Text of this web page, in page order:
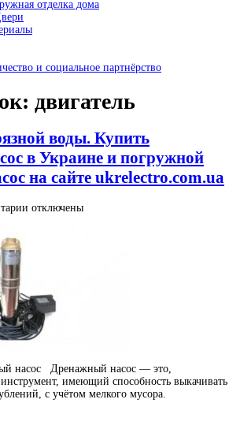
отделка дома
и социальное партнёрство
двигатель
воды. Купить
в Украине и погружной
на сайте ukrelectro.com.ua
к
глубинный
насос
в
Украине
дренажный
насос
на
отключены
насос Дренажный насос — это,
имеющий способность выкачивать
с учётом мелкого мусора.